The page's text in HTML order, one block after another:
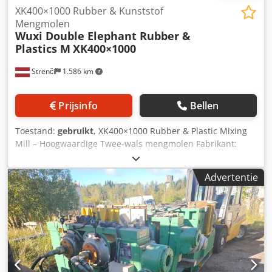
Strenči 1.586 km
XK400×1000 Rubber & Kunststof
Mengmolen
Wuxi Double Elephant Rubber &
Plastics M XK400×1000
Prijsinfo Bellen
Toestand: gebruikt, XK400×1000 Rubber & Plastic Mixing
Mill – Hoogwaardige Twee-wals mengmolen Fabrikant:
Wuxi Double Elephant Rubber & Plastics Machinery Co.,
Ltd. Model: XK400×1000 Belangrijkste technische
gegevens: Walsdiameter: 400 mm Werkbreedte: 1000 mm
Voorkant wals: 14,85 m/min Achterkant wals: 18,85 m/min
Snelheidsverhouding: 1 : 1,27 Max. walsopening: 10 mm
Batchcapaciteit: 25–35 kg Motorvermogen: 37 kW (Siemens
IE3 motor) Besturingssysteem: Siemens S7-300 PLC met
Profibus Lengte: 4400 mm Breedte: 1710 mm Hoogte: 1850
mm Chodpexrc Eqofx Akkoa Gewicht: ca. 8500 kg
Advertentie